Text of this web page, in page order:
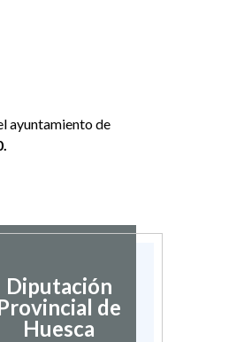
ayuntamiento de
Diputación
de
Huesca